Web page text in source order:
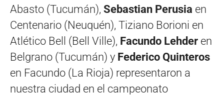
Abasto (Tucumán), Sebastian Perusia en
Centenario (Neuquén), Tiziano Borioni en
Atlético Bell (Bell Ville), Facundo Lehder en
Belgrano (Tucumán) y Federico Quinteros
en Facundo (La Rioja) representaron a
nuestra ciudad en el campeonato